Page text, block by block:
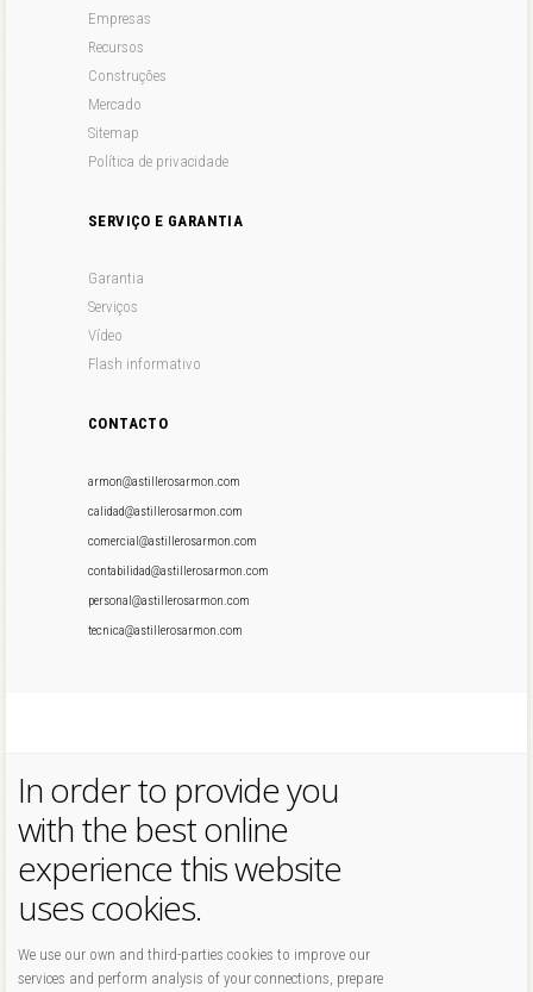
Empresas
Recursos
Construções
Mercado
Sitemap
Política de privacidade
SERVIÇO E GARANTIA
Garantia
Serviços
Vídeo
Flash informativo
CONTACTO
armon@astillerosarmon.com
calidad@astillerosarmon.com
comercial@astillerosarmon.com
contabilidad@astillerosarmon.com
personal@astillerosarmon.com
tecnica@astillerosarmon.com
In order to provide you
with the best online
experience this website
uses cookies.
We use our own and third-parties cookies to improve our
services and perform analysis of your connections, prepare